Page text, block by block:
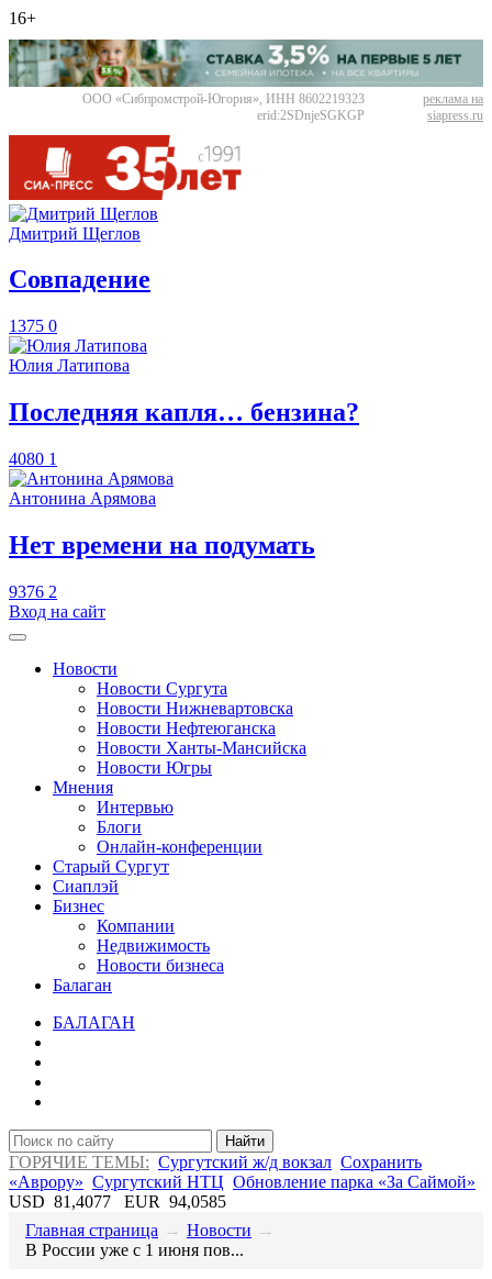
16+
ООО «Сибпромстрой-Югория», ИНН 8602219323
erid:2SDnjeSGKGP
реклама на
siapress.ru
Дмитрий Щеглов
​Совпадение
1375 0
Юлия Латипова
​Последняя капля… бензина?
4080 1
Антонина Арямова
​Нет времени на подумать
9376 2
Вход на сайт
Новости
Новости Сургута
Новости Нижневартовска
Новости Нефтеюганска
Новости Ханты-Мансийска
Новости Югры
Мнения
Интервью
Блоги
Онлайн-конференции
Старый Сургут
Сиаплэй
Бизнес
Компании
Недвижимость
Новости бизнеса
Балаган
БАЛАГАН
Найти
ГОРЯЧИЕ ТЕМЫ: Сургутский ж/д вокзал Сохранить
«Аврору» Сургутский НТЦ Обновление парка «За Саймой»
USD 81,4077 EUR 94,0585
Главная страница → Новости →
​В России уже с 1 июня пов...